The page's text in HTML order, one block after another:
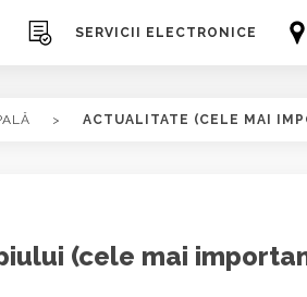
SERVICII ELECTRONICE
> ACTUALITATE (CELE MAI
(cele mai